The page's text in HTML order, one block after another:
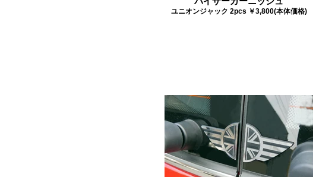
ユニオンジャック 2pcs ￥3,800(本体価格)